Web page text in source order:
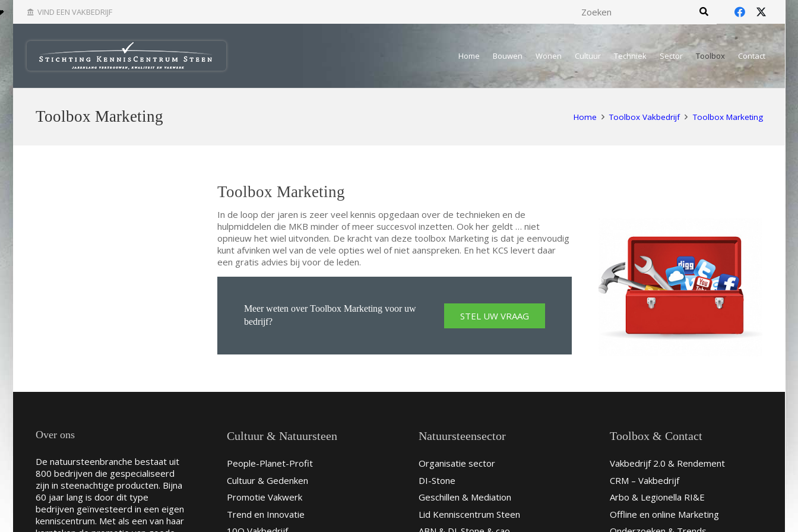
account_balance VIND EEN VAKBEDRIJF
Home Bouwen Wonen Cultuur Techniek Sector Toolbox Contact
Toolbox Marketing Home Toolbox Vakbedrijf Toolbox Marketing
Toolbox Marketing
In de loop der jaren is zeer veel kennis opgedaan over de technieken en de
hulpmiddelen die MKB minder of meer succesvol inzetten. Ook her geldt … niet
opnieuw het wiel uitvonden. De kracht van deze toolbox Marketing is dat je eenvoudig
kunt afvinken wel van de vele opties wel of niet aanspreken. En het KCS levert daar
een gratis advies bij voor de leden.
Meer weten over Toolbox Marketing voor uw
bedrijf?
STEL UW VRAAG
Over ons
De natuursteenbranche bestaat uit
800 bedrijven die gespecialiseerd
zijn in steenachtige producten. Bijna
60 jaar lang is door dit type
bedrijven geïnvesteerd in een eigen
kenniscentrum. Met als een van haar
Cultuur & Natuursteen
People-Planet-Profit
Cultuur & Gedenken
Promotie Vakwerk
Trend en Innovatie
Natuursteensector
Organisatie sector
DI-Stone
Geschillen & Mediation
Lid Kenniscentrum Steen
Toolbox & Contact
Vakbedrijf 2.0 & Rendement
CRM – Vakbedrijf
Arbo & Legionella RI&E
Offline en online Marketing